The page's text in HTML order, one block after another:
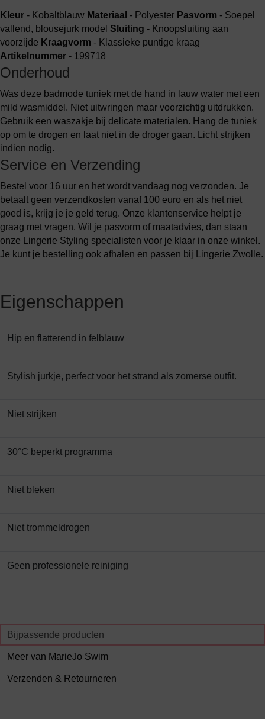
Kleur - Kobaltblauw Materiaal - Polyester Pasvorm - Soepel
vallend, blousejurk model Sluiting - Knoopsluiting aan
voorzijde Kraagvorm - Klassieke puntige kraag
Artikelnummer - 199718
Onderhoud
Was deze badmode tuniek met de hand in lauw water met een
mild wasmiddel. Niet uitwringen maar voorzichtig uitdrukken.
Gebruik een waszakje bij delicate materialen. Hang de tuniek
op om te drogen en laat niet in de droger gaan. Licht strijken
indien nodig.
Service en Verzending
Bestel voor 16 uur en het wordt vandaag nog verzonden. Je
betaalt geen verzendkosten vanaf 100 euro en als het niet
goed is, krijg je je geld terug. Onze klantenservice helpt je
graag met vragen. Wil je pasvorm of maatadvies, dan staan
onze Lingerie Styling specialisten voor je klaar in onze winkel.
Je kunt je bestelling ook afhalen en passen bij Lingerie Zwolle.
Eigenschappen
Hip en flatterend in felblauw
Stylish jurkje, perfect voor het strand als zomerse outfit.
Niet strijken
30°C beperkt programma
Niet bleken
Niet trommeldrogen
Geen professionele reiniging
Bijpassende producten
Meer van MarieJo Swim
Verzenden & Retourneren